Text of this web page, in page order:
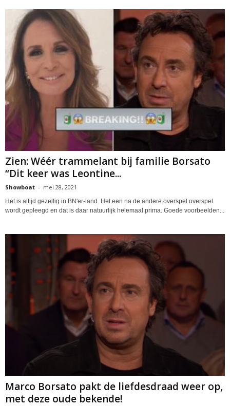
Zien: Wéér trammelant bij familie Borsato
“Dit keer was Leontine...
Showboat - mei 28, 2021
Het is altijd gezellig in BN'er-land. Het een na de andere overspel overspel
wordt gepleegd en dat is daar natuurlijk helemaal prima. Goede voorbeelden...
Marco Borsato pakt de liefdesdraad weer op,
met deze oude bekende!